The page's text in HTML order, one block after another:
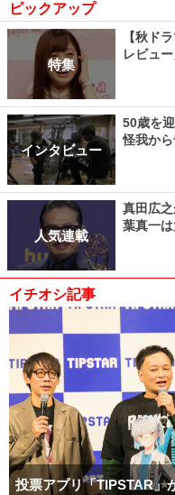
ピックアップ
特集
【秋ド
レビュ
インタビュー
50歳を
怪我か
人気連載
真田広
葉真一
イチオシ記事
投票アプリ「TIPSTAR」